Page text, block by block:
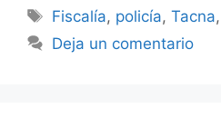
Etiquetas
Fiscalía, policía,Tacna
Deja un comentario